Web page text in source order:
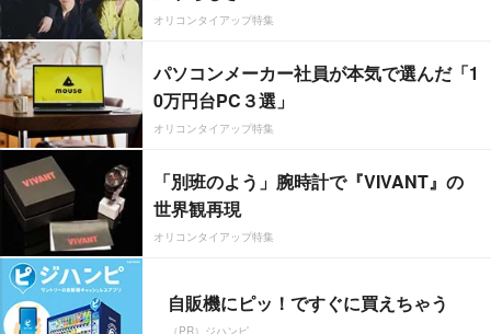
オリコンタイアップ特集
パソコンメーカー社員が本気で選んだ「1
0万円台PC３選」
オリコンタイアップ特集
「別班のよう」腕時計で『VIVANT』の
世界観再現
オリコンタイアップ特集
自販機にピッ！ですぐに買えちゃう
（PR）ジハンピ